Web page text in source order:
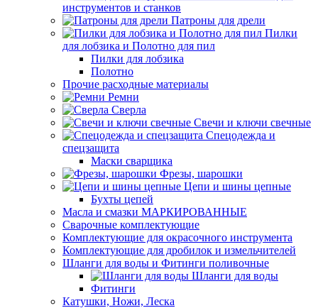
инструментов и станков
Патроны для дрели
Пилки
для лобзика и Полотно для пил
Пилки для лобзика
Полотно
Прочие расходные материалы
Ремни
Сверла
Свечи и ключи свечные
Спецодежда и
спецзащита
Маски сварщика
Фрезы, шарошки
Цепи и шины цепные
Бухты цепей
Масла и смазки МАРКИРОВАННЫЕ
Сварочные комплектующие
Комплектующие для окрасочного инструмента
Комплектующие для дробилок и измельчителей
Шланги для воды и Фитинги поливочные
Шланги для воды
Фитинги
Катушки, Ножи, Леска